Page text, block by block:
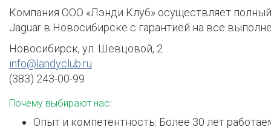
Компания ООО «Лэнди Клуб» осуществляет
Jaguar в Новосибирске с гарантией на все
Новосибирск, ул. Шевцовой, 2
info@landyclub.ru
(383) 243-00-99
Почему выбирают нас:
Опыт и компетентность: Более 30 лет